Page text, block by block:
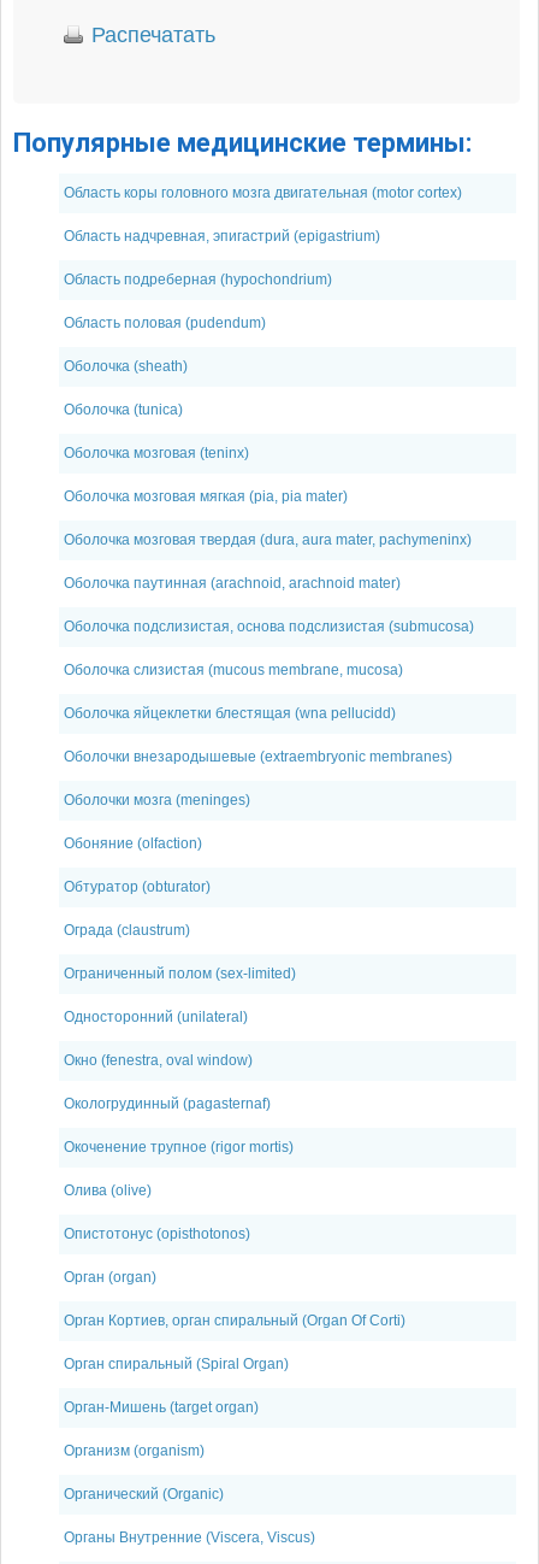
Распечатать
Популярные медицинские термины:
Область коры головного мозга двигательная (motor cortex)
Область надчревная, эпигастрий (epigastrium)
Область подреберная (hypochondrium)
Область половая (pudendum)
Оболочка (sheath)
Оболочка (tunica)
Оболочка мозговая (teninx)
Оболочка мозговая мягкая (pia, pia mater)
Оболочка мозговая твердая (dura, aura mater, pachymeninx)
Оболочка паутинная (arachnoid, arachnoid mater)
Оболочка подслизистая, основа подслизистая (submucosa)
Оболочка слизистая (mucous membrane, mucosa)
Оболочка яйцеклетки блестящая (wna pellucidd)
Оболочки внезародышевые (extraembryonic membranes)
Оболочки мозга (meninges)
Обоняние (olfaction)
Обтуратор (obturator)
Ограда (claustrum)
Ограниченный полом (sex-limited)
Односторонний (unilateral)
Окно (fenestra, oval window)
Окологрудинный (pagasternaf)
Окоченение трупное (rigor mortis)
Олива (olive)
Опистотонус (opisthotonos)
Орган (organ)
Орган Кортиев, орган спиральный (Organ Of Corti)
Орган спиральный (Spiral Organ)
Орган-Мишень (target organ)
Организм (organism)
Органический (Organic)
Органы Внутренние (Viscera, Viscus)